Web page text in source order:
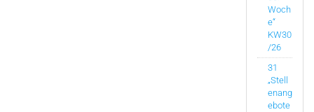
Woch
e“
KW30
/26
31
„Stell
enang
ebote